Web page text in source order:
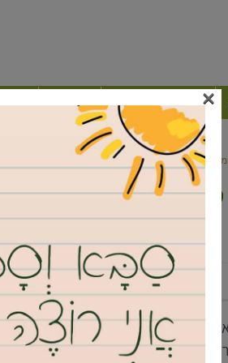
חברה וקהילה נדל”ן
בגל לנצ’נר לראש העיר הבא של גבעת שמואל”
סער: “תומך בגל
גדעון סער, שר הפנים לשעבר וחבר
העיר גבעת שמואל רו”ח גל
×